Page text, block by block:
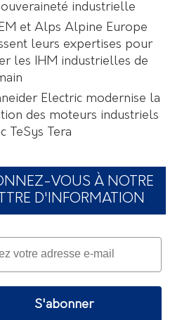
industrielle
et Alps Alpine Europe
leurs expertises pour
les IHM industrielles de
Electric modernise la
des moteurs industriels
TeSys Tera
VOUS À NOTRE
D'INFORMATION
S'abonner